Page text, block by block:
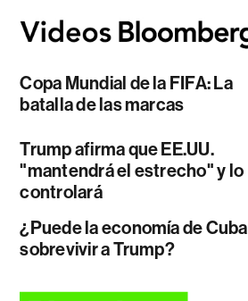
Copa Mundial de la FIFA: La
batalla de las marcas
Trump afirma que EE.UU.
"mantendrá el estrecho" y lo
controlará
¿Puede la economía de Cuba
sobrevivir a Trump?